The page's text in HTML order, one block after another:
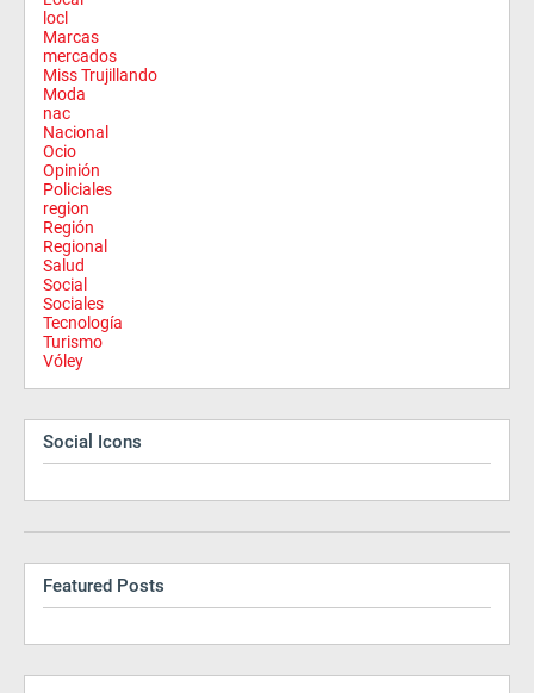
locl
Marcas
mercados
Miss Trujillando
Moda
nac
Nacional
Ocio
Opinión
Policiales
region
Región
Regional
Salud
Social
Sociales
Tecnología
Turismo
Vóley
Social Icons
Featured Posts